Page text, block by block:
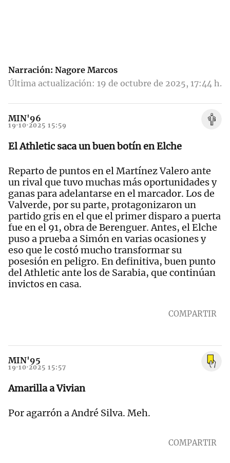
Narración: Nagore Marcos
Última actualización: 19 de octubre de 2025, 17:44 h.
MIN'96
19·10·2025 15:59
El Athletic saca un buen botín en Elche
Reparto de puntos en el Martínez Valero ante
un rival que tuvo muchas más oportunidades y
ganas para adelantarse en el marcador. Los de
Valverde, por su parte, protagonizaron un
partido gris en el que el primer disparo a puerta
fue en el 91, obra de Berenguer. Antes, el Elche
puso a prueba a Simón en varias ocasiones y
eso que le costó mucho transformar su
posesión en peligro. En definitiva, buen punto
del Athletic ante los de Sarabia, que continúan
invictos en casa.
COMPARTIR
MIN'95
19·10·2025 15:57
Amarilla a Vivian
Por agarrón a André Silva. Meh.
COMPARTIR